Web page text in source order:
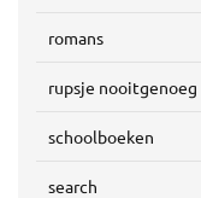
romans
rupsje nooitgenoeg
schoolboeken
search